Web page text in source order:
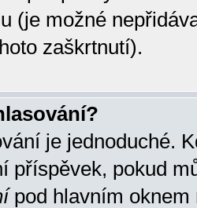
(je možné
zaškrtnutí).
je jednoduché.
příspěvek, pokud
pod hlavním oknem